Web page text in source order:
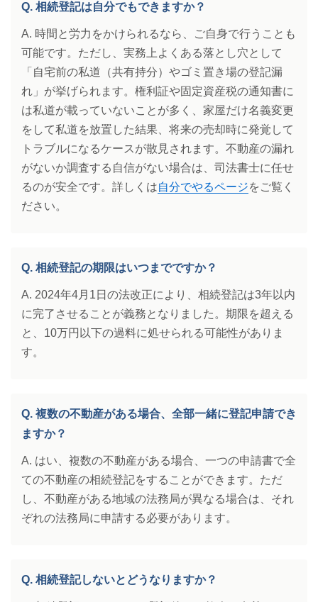
Q. 相続登記は自分でもできますか？
A. 時間と労力をかけられるなら、ご自身で行うことも
可能です。ただし、実務上よくある落とし穴として
「自宅前の私道（共有持分）やゴミ置き場の登記漏
れ」が挙げられます。権利証や固定資産税の通知書に
は私道が載っていないことが多く、家屋だけ名義変更
をして私道を放置した結果、将来の売却時に発覚して
トラブルになるケースが散見されます。不動産の漏れ
がないか調査する自信がない場合は、司法書士に任せ
るのが安全です。詳しくは自分でやるページをご覧く
ださい。
Q. 相続登記の期限はいつまでですか？
A. 2024年4月1日の法改正により、相続登記は3年以内
に完了させることが義務となりました。期限を超える
と、10万円以下の過料に処せられる可能性がありま
す。
Q. 複数の不動産がある場合、全部一緒に登記申請でき
ますか？
A. はい、複数の不動産がある場合、一つの申請書で全
ての不動産の相続登記をすることができます。ただ
し、不動産がある地域の法務局が異なる場合は、それ
ぞれの法務局に申請する必要があります。
Q. 相続登記しないとどうなりますか？